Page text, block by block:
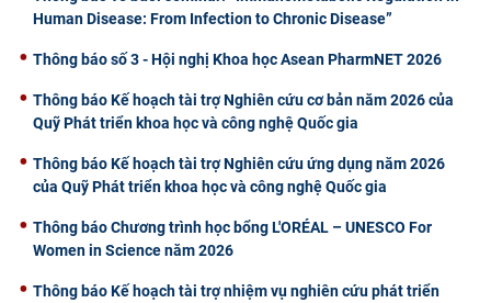
Human Disease: From Infection to Chronic Disease”
Thông báo số 3 - Hội nghị Khoa học Asean PharmNET 2026
Thông báo Kế hoạch tài trợ Nghiên cứu cơ bản năm 2026 của
Quỹ Phát triển khoa học và công nghệ Quốc gia
Thông báo Kế hoạch tài trợ Nghiên cứu ứng dụng năm 2026
của Quỹ Phát triển khoa học và công nghệ Quốc gia
Thông báo Chương trình học bổng L'ORÉAL – UNESCO For
Women in Science năm 2026
Thông báo Kế hoạch tài trợ nhiệm vụ nghiên cứu phát triển